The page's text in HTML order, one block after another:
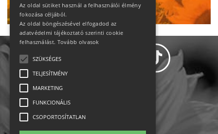
Állásajánlatok
Az oldal sütiket használ a felhasználói élmény
fokozása céljából.
Az oldal böngészésével elfogadod az
adatvédelmi tájékoztató szerinti cookie
felhasználást. Tovább olvasok
SZÜKSÉGES
TELJESÍTMÉNY
MARKETING
FUNKCIONÁLIS
CSOPORTOSÍTATLAN